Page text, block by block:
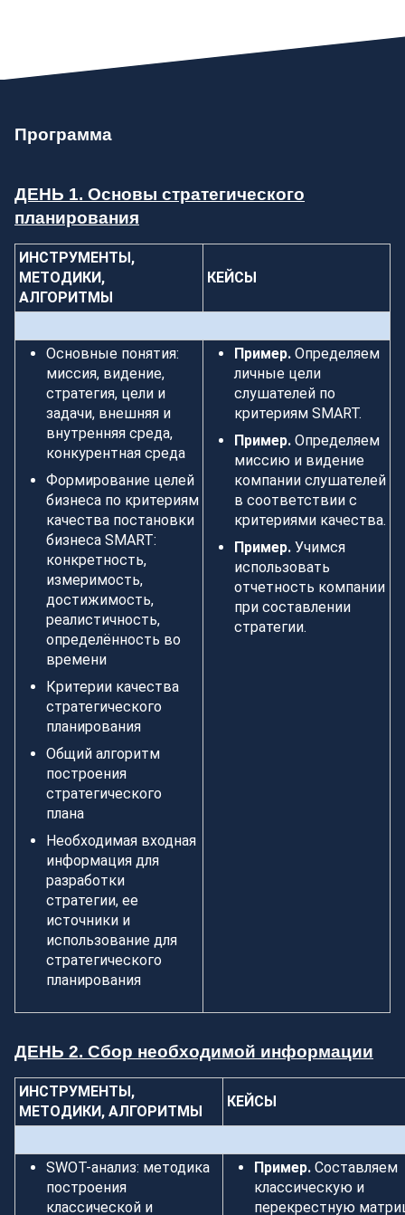
Программа
ДЕНЬ 1. Основы стратегического
планирования
ИНСТРУМЕНТЫ,
МЕТОДИКИ,
АЛГОРИТМЫ
КЕЙСЫ
Основные понятия:
миссия, видение,
стратегия, цели и
задачи, внешняя и
внутренняя среда,
конкурентная среда
Формирование целей
бизнеса по критериям
качества постановки
бизнеса SMART:
конкретность,
измеримость,
достижимость,
реалистичность,
определённость во
времени
Критерии качества
стратегического
планирования
Общий алгоритм
построения
стратегического
плана
Необходимая входная
информация для
разработки
стратегии, ее
источники и
использование для
стратегического
планирования
Пример. Определяем
личные цели
слушателей по
критериям SMART.
Пример. Определяем
миссию и видение
компании слушателей
в соответствии с
критериями качества.
Пример. Учимся
использовать
отчетность компании
при составлении
стратегии.
ДЕНЬ 2. Сбор необходимой информации
ИНСТРУМЕНТЫ,
МЕТОДИКИ, АЛГОРИТМЫ
КЕЙСЫ
SWOT-анализ: методика
построения
классической и
Пример. Составляем
классическую и
перекрестную